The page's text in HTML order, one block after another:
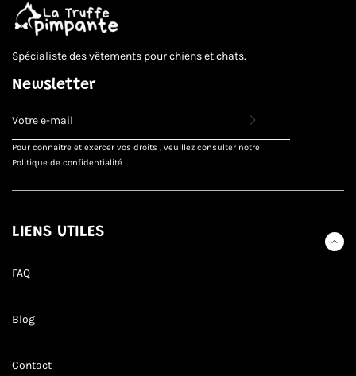
Spécialiste des vêtements pour chiens et chats.
Newsletter
VOUS
POUR
RECEVOIR
LES
OFFRES
ET
Pour connaitre et exercer vos droits , veuillez consulter notre
Politique de confidentialité
LIENS UTILES
FAQ
Blog
Contact